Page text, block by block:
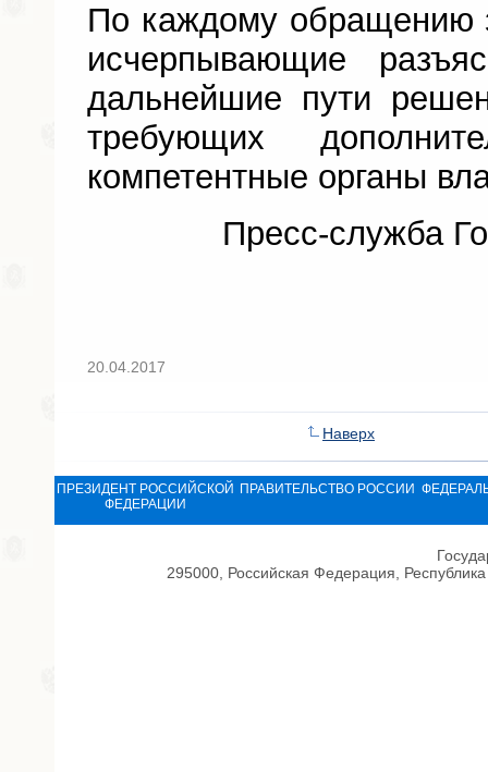
По каждому обращению
исчерпывающие
дальнейшие пути
требующих
компетентные органы
Пресс-служба
20.04.2017
Наверх
ПРЕЗИДЕНТ РОССИЙСКОЙ
ФЕДЕРАЦИИ
ПРАВИТЕЛЬСТВО РОССИИ
295000, Российская Федерация,